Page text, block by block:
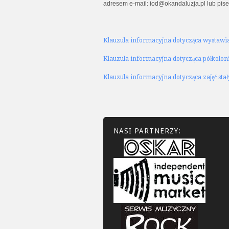
adresem e-mail: iod@okandaluzja.pl lub
Klauzula informacyjna dotycząca
Klauzula informacyjna dotycząca
Klauzula informacyjna dotycząca zajęć
NASI PARTNERZY: